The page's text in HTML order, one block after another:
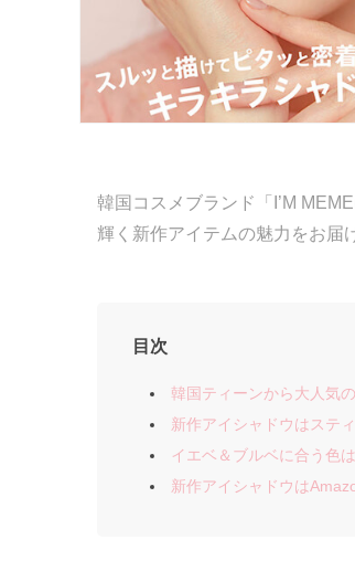
韓国コスメブランド「I’M
輝く新作アイテムの魅力をお
目次
韓国ティーンから大人気
新作アイシャドウはステ
イエベ＆ブルベに合う色
新作アイシャドウは